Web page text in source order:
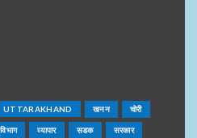
UTTARAKHAND खनन चोरी
व्यापार सडक सरकार